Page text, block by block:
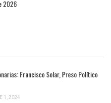
2026
Francisco Solar, Preso Político
1, 2024